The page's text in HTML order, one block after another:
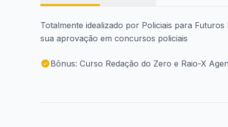
Totalmente idealizado por Policiais para
sua aprovação em concursos policiais
Bônus: Curso Redação do Zero e Raio-X